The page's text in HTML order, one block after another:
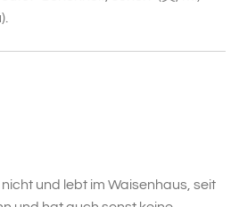
und lebt im Waisenhaus, seit